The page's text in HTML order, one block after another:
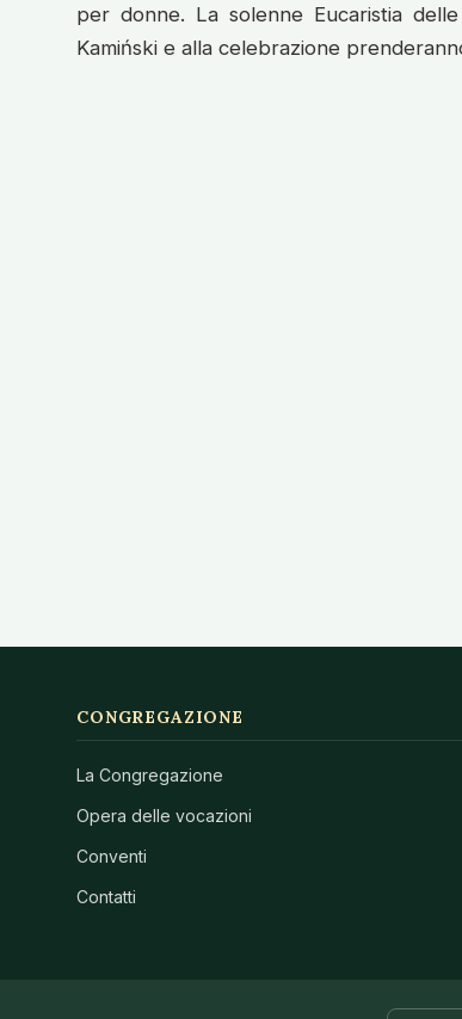
per donne. La solenne Eucaristia
Kamiński e alla celebrazione
CONGREGAZIONE
La Congregazione
Opera delle vocazioni
Conventi
Contatti